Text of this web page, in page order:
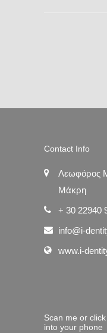
Contact Info
Λεωφόρος
Μάκρη
+ 30 22940
info@i-
www.i-
Scan me or
into your phone